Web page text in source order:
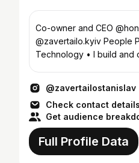
Co-owner and CEO
@zavertailo.kyiv People
Technology • I build
@zavertailostanislav
Check contact details
Get audience
Full Profile Data